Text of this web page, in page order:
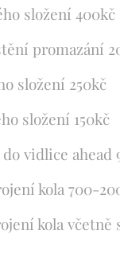
složení 400kč
promazání
složení 250kč
složení 150kč
vidlice ahead
kola 700-
kola včetně